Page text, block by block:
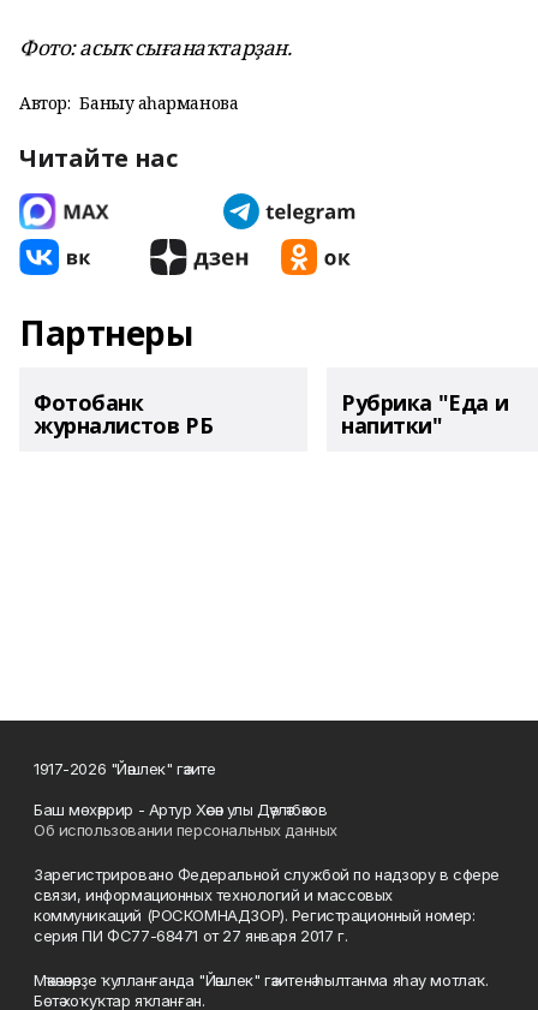
Фото: асыҡ сығанаҡтарҙан.
Автор: Баныу Ҡаһарманова
Читайте нас
Партнеры
Фотобанк
журналистов РБ
Рубрика "Еда и
напитки"
1917-2026 "Йәшлек" гәзите
Баш мөхәррир - Артур Хәсән улы Дәүләтбәков
Об использовании персональных данных
Зарегистрировано Федеральной службой по надзору в сфере
связи, информационных технологий и массовых
коммуникаций (РОСКОМНАДЗОР). Регистрационный номер:
серия ПИ ФС77-68471 от 27 января 2017 г.
Мәҡәләләрҙе ҡулланғанда "Йәшлек" гәзитенә һылтанма яһау мотлаҡ.
Бөтә хоҡуҡтар яҡланған.